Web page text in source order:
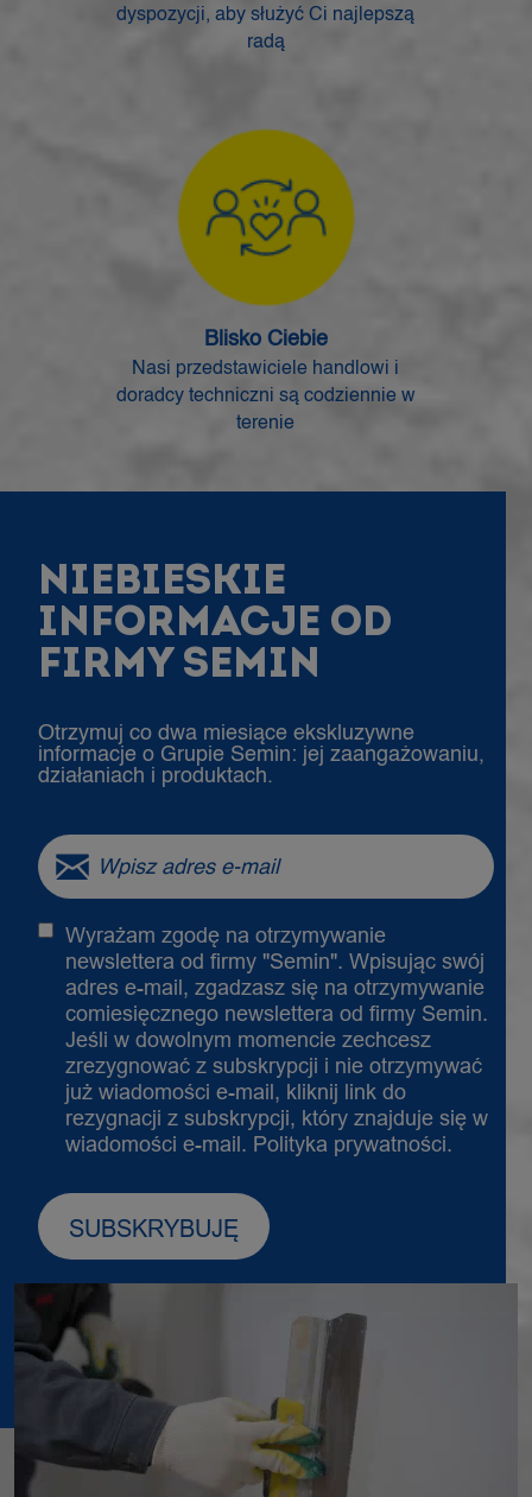
dyspozycji, aby służyć Ci najlepszą
radą
Blisko Ciebie
Nasi przedstawiciele handlowi i
doradcy techniczni są codziennie w
terenie
NIEBIESKIE
INFORMACJE OD
FIRMY SEMIN
Otrzymuj co dwa miesiące ekskluzywne
informacje o Grupie Semin: jej zaangażowaniu,
działaniach i produktach.
Wyrażam zgodę na otrzymywanie
newslettera od firmy "Semin". Wpisując swój
adres e-mail, zgadzasz się na otrzymywanie
comiesięcznego newslettera od firmy Semin.
Jeśli w dowolnym momencie zechcesz
zrezygnować z subskrypcji i nie otrzymywać
już wiadomości e-mail, kliknij link do
rezygnacji z subskrypcji, który znajduje się w
wiadomości e-mail. Polityka prywatności.